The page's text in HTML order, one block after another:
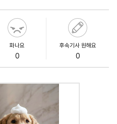
화나요
0
후속기사 원해요
0